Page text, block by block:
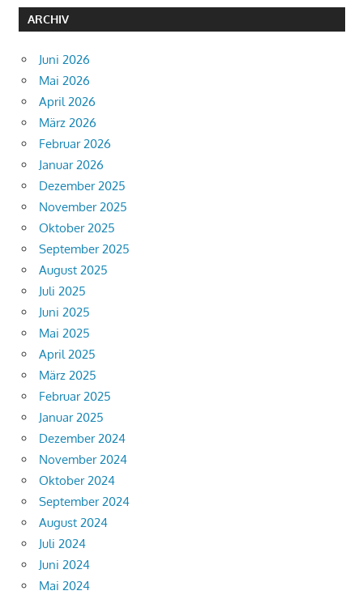
ARCHIV
Juni 2026
Mai 2026
April 2026
März 2026
Februar 2026
Januar 2026
Dezember 2025
November 2025
Oktober 2025
September 2025
August 2025
Juli 2025
Juni 2025
Mai 2025
April 2025
März 2025
Februar 2025
Januar 2025
Dezember 2024
November 2024
Oktober 2024
September 2024
August 2024
Juli 2024
Juni 2024
Mai 2024